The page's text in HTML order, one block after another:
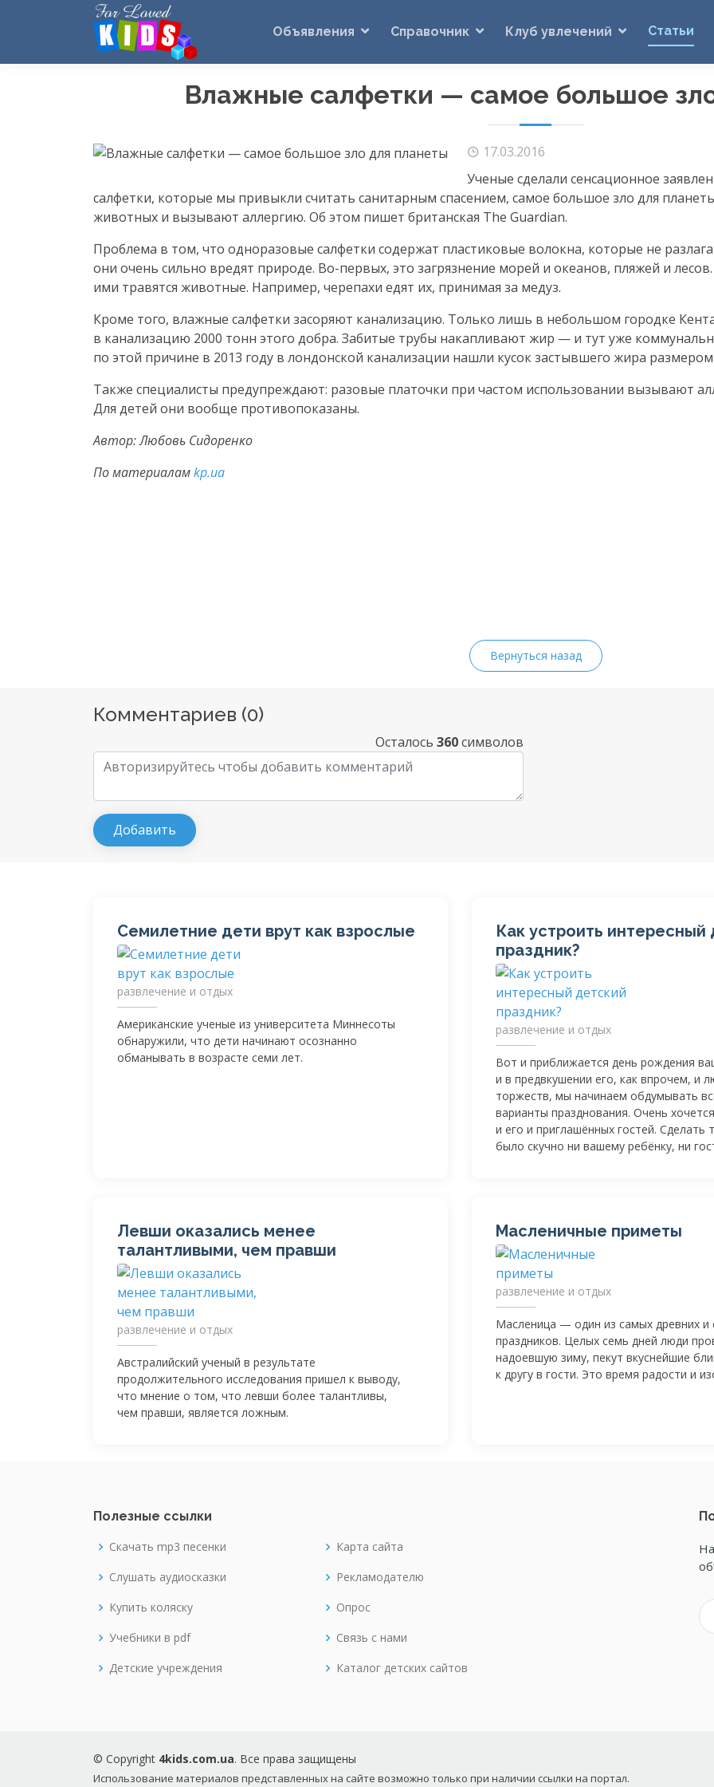
Объявления Справочник Клуб увлечений Статьи
Влажные салфетки — самое большое
17.03.2016
Ученые сделали сенсационное
салфетки, которые мы привыкли считать санитарным спасением, самое большое зло для
животных и вызывают аллергию. Об этом пишет британская The Guardian.
Проблема в том, что одноразовые салфетки содержат пластиковые волокна, которые не
они очень сильно вредят природе. Во-первых, это загрязнение морей и океанов, пляжей и лесов.
ими травятся животные. Например, черепахи едят их, принимая за медуз.
Кроме того, влажные салфетки засоряют канализацию. Только лишь в небольшом городке
в канализацию 2000 тонн этого добра. Забитые трубы накапливают жир — и тут уже
по этой причине в 2013 году в лондонской канализации нашли кусок застывшего жира
Также специалисты предупреждают: разовые платочки при частом использовании вызывают
Для детей они вообще противопоказаны.
Автор: Любовь Сидоренко
По материаламkp.ua
Вернуться назад
Комментариев (0)
Осталось 360символов
Семилетние дети врут как взрослые
развлечение и отдых
Американские ученые из университета Миннесоты
обнаружили, что дети начинают осознанно
обманывать в возрасте семи лет.
Как устроить интересный
праздник?
развлечение и отдых
Вот и приближается день рождения
и в предвкушении его, как впрочем, и
торжеств, мы начинаем обдумывать
варианты празднования. Очень
и его и приглашённых гостей. Сделать
было скучно ни вашему ребёнку, ни
Левши оказались менее
талантливыми, чем правши
развлечение и отдых
Австралийский ученый в результате
продолжительного исследования пришел к выводу,
что мнение о том, что левши более талантливы,
чем правши, является ложным.
Масленичные приметы
развлечение и отдых
Масленица — один из самых древних и
праздников. Целых семь дней люди
надоевшую зиму, пекут вкуснейшие
к другу в гости. Это время радости и
Полезные ссылки
Скачать mp3 песенки
Слушать аудиосказки
Купить коляску
Учебники в pdf
Детские учреждения
Карта сайта
Рекламодателю
Опрос
Связь с нами
Каталог детских сайтов
© Copyright 4kids.com.ua. Все права защищены
Использование материалов представленных на сайте возможно только при наличии ссылки на портал.